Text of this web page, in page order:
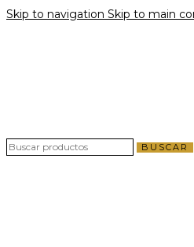
Skip to navigation Skip to main
BUSCAR